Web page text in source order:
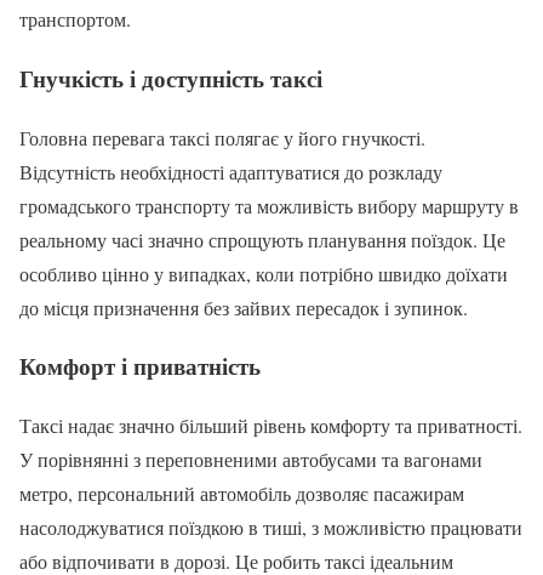
транспортом.
Гнучкість і доступність таксі
Головна перевага таксі полягає у його гнучкості.
Відсутність необхідності адаптуватися до розкладу
громадського транспорту та можливість вибору маршруту в
реальному часі значно спрощують планування поїздок. Це
особливо цінно у випадках, коли потрібно швидко доїхати
до місця призначення без зайвих пересадок і зупинок.
Комфорт і приватність
Таксі надає значно більший рівень комфорту та приватності.
У порівнянні з переповненими автобусами та вагонами
метро, персональний автомобіль дозволяє пасажирам
насолоджуватися поїздкою в тиші, з можливістю працювати
або відпочивати в дорозі. Це робить таксі ідеальним